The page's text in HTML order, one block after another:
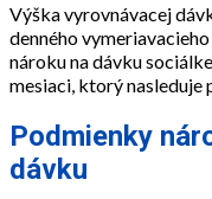
Výška vyrovnávacej
denného
nároku na dávku
mesiaci, ktorý nasleduje
Podmienky
dávku